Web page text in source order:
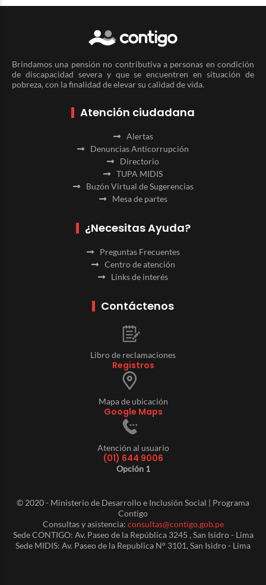
Brindamos una pensión no contributiva a personas en condición
de discapacidad severa y que se encuentren en situación de
pobreza, con la finalidad de elevar su calidad de vida.
Atención ciudadana
Alertas
Denuncias Anticorrupción
Directorio
TUPA MIDIS
Buzón Virtual de Sugerencias
Mesa de partes
¿Necesitas Ayuda?
Preguntas Frecuentes
Centro de atención
Links de interés
Contáctenos
Libro de reclamaciones
Registros
Mapa de ubicación
Google Maps
Atención al usuario
(01) 644 9006
Opción 1
© 2020 - Ministerio de Desarrollo e Inclusión Social | Programa
Contigo
Consultas y asistencia: consultas@contigo.gob.pe
Sede CONTIGO: Av. Paseo de la República 3245 , San Isidro - Lima
Sede MIDIS: Av. Paseo de la Republica N° 3101, San Isidro - Lima